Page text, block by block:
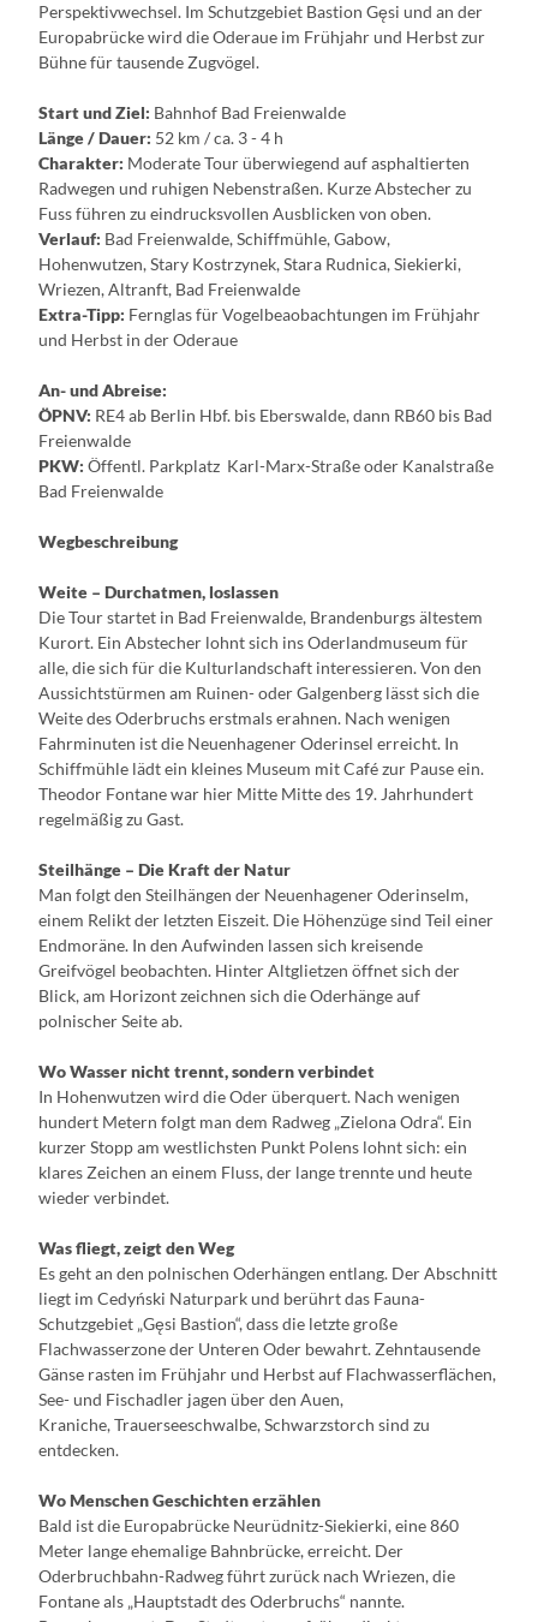
Perspektivwechsel. Im Schutzgebiet Bastion Gęsi und an der
Europabrücke wird die Oderaue im Frühjahr und Herbst zur
Bühne für tausende Zugvögel.
Start und Ziel: Bahnhof Bad Freienwalde
Länge / Dauer: 52 km / ca. 3 - 4 h
Charakter: Moderate Tour überwiegend auf asphaltierten
Radwegen und ruhigen Nebenstraßen. Kurze Abstecher zu
Fuss führen zu eindrucksvollen Ausblicken von oben.
Verlauf: Bad Freienwalde, Schiffmühle, Gabow,
Hohenwutzen, Stary Kostrzynek, Stara Rudnica, Siekierki,
Wriezen, Altranft, Bad Freienwalde
Extra-Tipp: Fernglas für Vogelbeaobachtungen im Frühjahr
und Herbst in der Oderaue
An- und Abreise:
ÖPNV: RE4 ab Berlin Hbf. bis Eberswalde, dann RB60 bis Bad
Freienwalde
PKW: Öffentl. Parkplatz Karl-Marx-Straße oder Kanalstraße
Bad Freienwalde
Wegbeschreibung
Weite – Durchatmen, loslassen
Die Tour startet in Bad Freienwalde, Brandenburgs ältestem
Kurort. Ein Abstecher lohnt sich ins Oderlandmuseum für
alle, die sich für die Kulturlandschaft interessieren. Von den
Aussichtstürmen am Ruinen- oder Galgenberg lässt sich die
Weite des Oderbruchs erstmals erahnen. Nach wenigen
Fahrminuten ist die Neuenhagener Oderinsel erreicht. In
Schiffmühle lädt ein kleines Museum mit Café zur Pause ein.
Theodor Fontane war hier Mitte Mitte des 19. Jahrhundert
regelmäßig zu Gast.
Steilhänge – Die Kraft der Natur
Man folgt den Steilhängen der Neuenhagener Oderinselm,
einem Relikt der letzten Eiszeit. Die Höhenzüge sind Teil einer
Endmoräne. In den Aufwinden lassen sich kreisende
Greifvögel beobachten. Hinter Altglietzen öffnet sich der
Blick, am Horizont zeichnen sich die Oderhänge auf
polnischer Seite ab.
Wo Wasser nicht trennt, sondern verbindet
In Hohenwutzen wird die Oder überquert. Nach wenigen
hundert Metern folgt man dem Radweg „Zielona Odra“. Ein
kurzer Stopp am westlichsten Punkt Polens lohnt sich: ein
klares Zeichen an einem Fluss, der lange trennte und heute
wieder verbindet.
Was fliegt, zeigt den Weg
Es geht an den polnischen Oderhängen entlang. Der Abschnitt
liegt im Cedyński Naturpark und berührt das Fauna-
Schutzgebiet „Gęsi Bastion“, dass die letzte große
Flachwasserzone der Unteren Oder bewahrt. Zehntausende
Gänse rasten im Frühjahr und Herbst auf Flachwasserflächen,
See- und Fischadler jagen über den Auen,
Kraniche, Trauerseeschwalbe, Schwarzstorch sind zu
entdecken.
Wo Menschen Geschichten erzählen
Bald ist die Europabrücke Neurüdnitz-Siekierki, eine 860
Meter lange ehemalige Bahnbrücke, erreicht. Der
Oderbruchbahn-Radweg führt zurück nach Wriezen, die
Fontane als „Hauptstadt des Oderbruchs“ nannte.